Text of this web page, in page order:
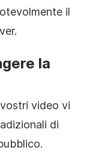
il
la
video vi
di